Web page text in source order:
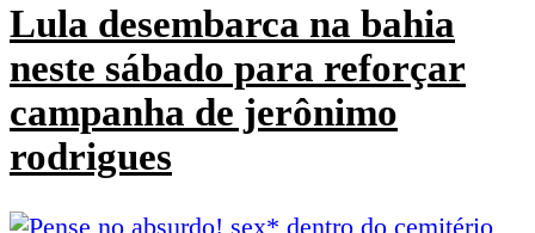
Lula desembarca na bahia
neste sábado para reforçar
campanha de jerônimo
rodrigues